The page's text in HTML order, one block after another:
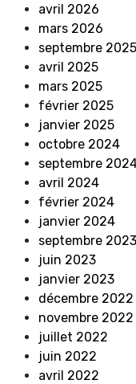
avril 2026
mars 2026
septembre 2025
avril 2025
mars 2025
février 2025
janvier 2025
octobre 2024
septembre
avril 2024
février 2024
janvier 2024
septembre 2023
juin 2023
janvier 2023
décembre 2022
novembre 2022
juillet 2022
juin 2022
avril 2022